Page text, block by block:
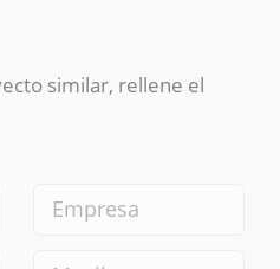
similar, rellene el